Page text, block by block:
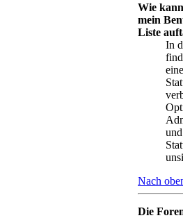
Wie
mein
Liste
In
Nach
Die